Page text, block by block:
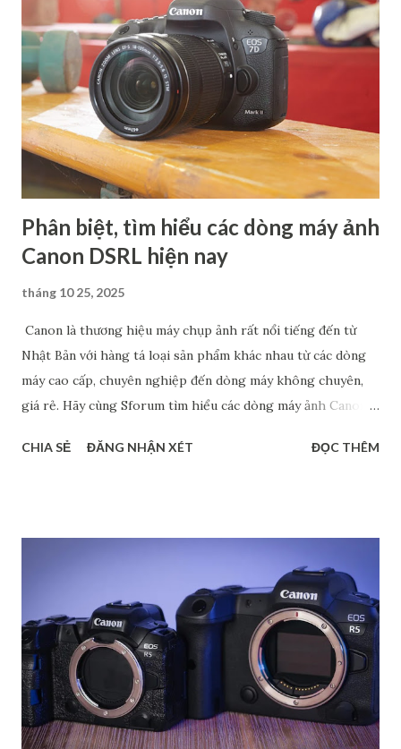
Phân biệt, tìm hiểu các dòng máy ảnh
Canon DSRL hiện nay
tháng 10 25, 2025
Canon là thương hiệu máy chụp ảnh rất nổi tiếng đến từ
Nhật Bản với hàng tá loại sản phẩm khác nhau từ các dòng
máy cao cấp, chuyên nghiệp đến dòng máy không chuyên,
giá rẻ. Hãy cùng Sforum tìm hiểu các dòng máy ảnh Canon
Crop. Chắc chắn rằng, các thông tin này sẽ giúp bạn tìm ra
đặc điểm riêng để phục vụ cho các đối tượng người dùng
khác nhau. Dòng 1 số - Dòng cao cấp dành cho chuyên
nghiệp Đây là loại cao cấp nhất trong các dòng máy ảnh
Canon, chủ yếu dành cho các nhiếp ảnh gia chuyên nghiệp.
Hầu hết các sản phẩm thuộc dòng này đều có thiết kế chắc
chắn, kháng bụi, kháng nước,… nên có độ bền cao. Bên cạnh
đó, máy còn cho ra chất lượng hình ảnh rất cao với cảm biến
CHIA SẺ ĐĂNG NHẬN XÉT ĐỌC THÊM